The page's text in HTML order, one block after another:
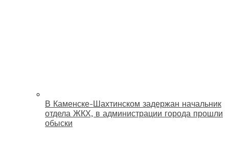
В Каменске-Шахтинском задержан начальник
отдела ЖКХ, в администрации города прошли
обыски